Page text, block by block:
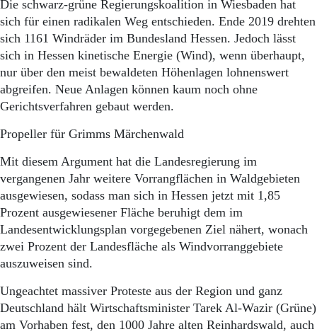
Die schwarz-grüne Regierungskoalition in Wiesbaden hat
sich für einen radikalen Weg entschieden. Ende 2019 drehten
sich 1161 Windräder im Bundesland Hessen. Jedoch lässt
sich in Hessen kinetische Energie (Wind), wenn überhaupt,
nur über den meist bewaldeten Höhenlagen lohnenswert
abgreifen. Neue Anlagen können kaum noch ohne
Gerichtsverfahren gebaut werden.
Propeller für Grimms Märchenwald
Mit diesem Argument hat die Landesregierung im
vergangenen Jahr weitere Vorrangflächen in Waldgebieten
ausgewiesen, sodass man sich in Hessen jetzt mit 1,85
Prozent ausgewiesener Fläche beruhigt dem im
Landesentwicklungsplan vorgegebenen Ziel nähert, wonach
zwei Prozent der Landesfläche als Windvorranggebiete
auszuweisen sind.
Ungeachtet massiver Proteste aus der Region und ganz
Deutschland hält Wirtschaftsminister Tarek Al-Wazir (Grüne)
am Vorhaben fest, den 1000 Jahre alten Reinhardswald, auch